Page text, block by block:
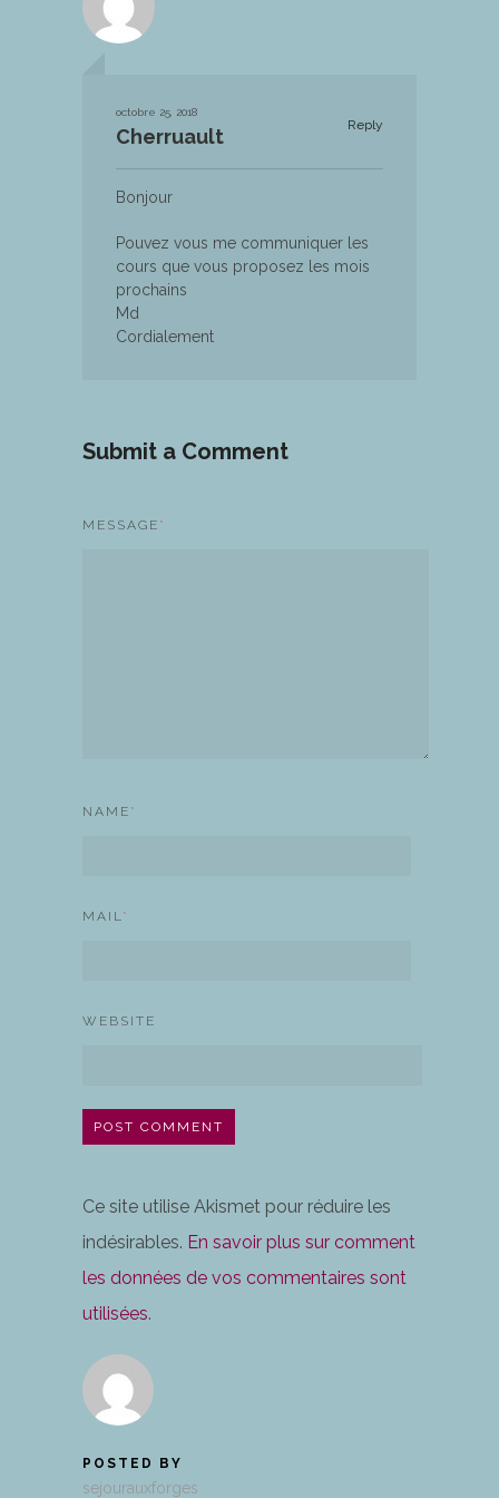
octobre 25, 2018
Reply
Cherruault
Bonjour
Pouvez vous me communiquer les
cours que vous proposez les mois
prochains
Md
Cordialement
Submit a Comment
MESSAGE *
NAME *
MAIL*
WEBSITE
Ce site utilise Akismet pour réduire les
indésirables. En savoir plus sur comment
les données de vos commentaires sont
utilisées.
POSTED BY
sejourauxforges